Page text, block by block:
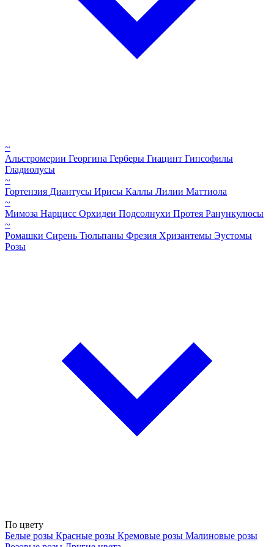
~
Альстромерии Георгина Герберы Гиацинт Гипсофилы
Гладиолусы
~
Гортензия Диантусы Ирисы Каллы Лилии Маттиола
~
Мимоза Нарцисс Орхидеи Подсолнухи Протея Ранункулюсы
~
Ромашки Сирень Тюльпаны Фрезия Хризантемы Эустомы
Розы
По цвету
Белые розы Красные розы Кремовые розы Малиновые розы